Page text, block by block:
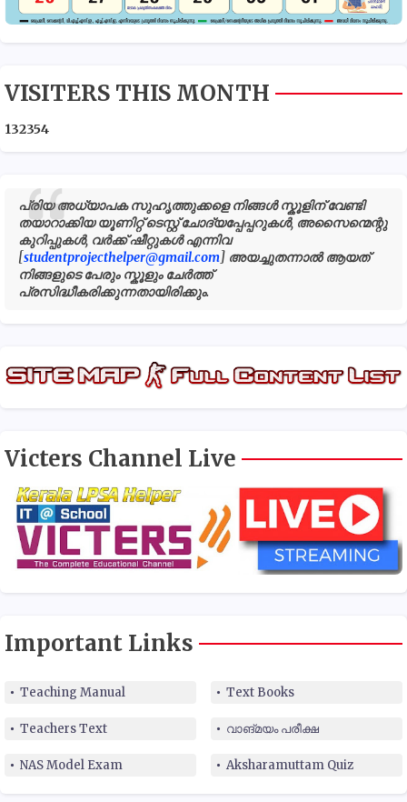
VISITERS THIS MONTH
132354
പ്രിയ അധ്യാപക സുഹൃത്തുക്കളെ നിങ്ങൾ സ്കൂളിന് വേണ്ടി
തയാറാക്കിയ യൂണിറ്റ് ടെസ്റ്റ് ചോദ്യപ്പേപ്പറുകൾ, അസൈന്മെന്റു
കുറിപ്പുകൾ, വർക്ക് ഷീറ്റുകൾ എന്നിവ
[studentprojecthelper@gmail.com] അയച്ചുതന്നാൽ ആയത്
നിങ്ങളുടെ പേരും സ്കൂളും ചേർത്ത്
പ്രസിദ്ധീകരിക്കുന്നതായിരിക്കും.
Victers Channel Live
Important Links
Teaching Manual Text Books
Teachers Text വാങ്മയം പരീക്ഷ
NAS Model Exam Aksharamuttam Quiz